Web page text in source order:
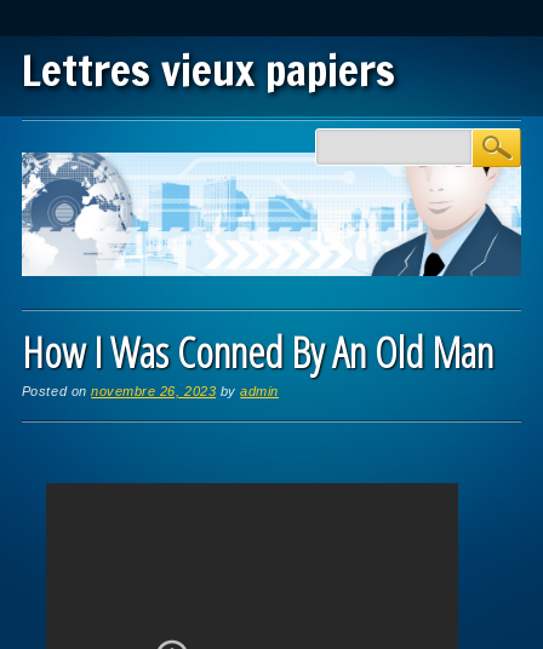
Lettres vieux papiers
Main menu
How I Was Conned By An Old Man
Posted onnovembre 26, 2023 byadmin